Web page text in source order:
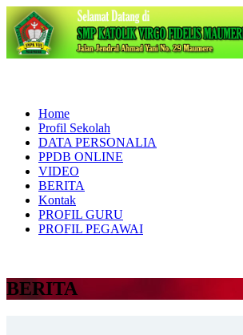
Home
Profil Sekolah
DATA PERSONALIA
PPDB ONLINE
VIDEO
BERITA
Kontak
PROFIL GURU
PROFIL PEGAWAI
BERITA